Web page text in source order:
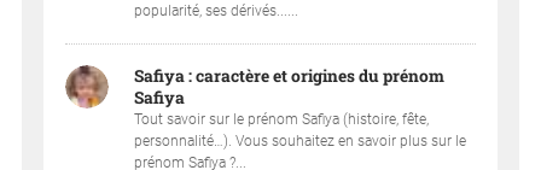
popularité, ses dérivés......
Safiya : caractère et origines du prénom
Safiya
Tout savoir sur le prénom Safiya (histoire, fête,
personnalité…). Vous souhaitez en savoir plus sur le
prénom Safiya ?...